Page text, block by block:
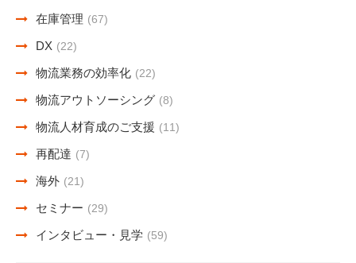
在庫管理 (67)
DX (22)
物流業務の効率化 (22)
物流アウトソーシング (8)
物流人材育成のご支援 (11)
再配達 (7)
海外 (21)
セミナー (29)
インタビュー・見学 (59)